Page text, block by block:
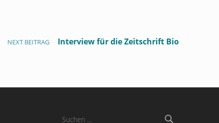
NEXT BEITRAG Interview für die Zeitschrift Bio